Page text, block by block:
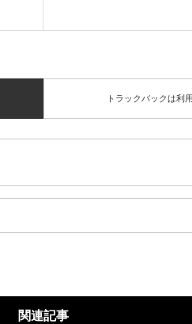
トラックバックは利
関連記事